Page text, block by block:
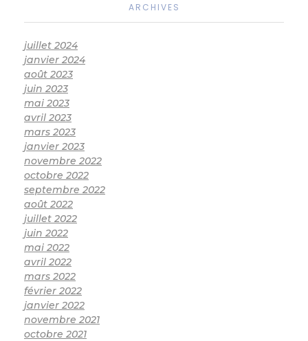
ARCHIVES
juillet 2024
janvier 2024
août 2023
juin 2023
mai 2023
avril 2023
mars 2023
janvier 2023
novembre 2022
octobre 2022
septembre 2022
août 2022
juillet 2022
juin 2022
mai 2022
avril 2022
mars 2022
février 2022
janvier 2022
novembre 2021
octobre 2021